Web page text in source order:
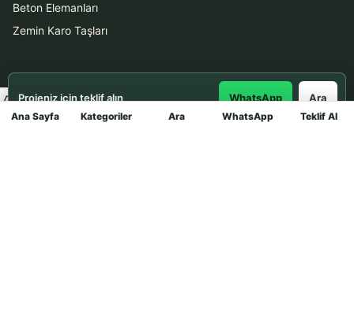
Ana Sayfa Kategoriler Ara WhatsApp Teklif Al
Beton Elemanları
Zemin Karo Taşları
Hizmetler
Uygulama
Projeniz için teklif alın WhatsApp Ara